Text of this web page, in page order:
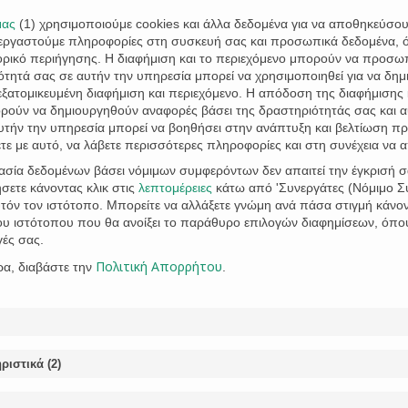
If you are a property owner on the island of Skopelos,
areas in detail), then October 17, 2023, is the start
Registry data with a deadline of 2 months (or 4
VIVI STATHAKI  CATEGORY
LAND REGISTRY
CATEGORY
APPLICATION ,ARGALASTI DEADLINE DECLARATION , GOLDEN
REGISTRY
LAW OFFICE LAWYER MAGNESIA ONLINE PROPERTY
National Land Registry of Alonissos
December 31st, 2021 to correct initial
Territories entered into the National Land Registry
3481/2006) received a deadline extension to correct
Law 4759/2020 art. 134 par. 4 (Government Gazette A
(1) χρησιμοποιούμε cookies και άλλα δεδομένα για να
πληροφορίες στη συσκευή σας και προσωπικά δεδομένα,
περιήγησης. Η διαφήμιση και το περιεχόμενο μπορούν να
σας σε αυτήν την υπηρεσία μπορεί να χρησιμοποιηθεί για να
διαφήμιση και περιεχόμενο. Η απόδοση της διαφήμισης
να δημιουργηθούν αναφορές βάσει της δραστηριότητάς σας
την υπηρεσία μπορεί να βοηθήσει στην ανάπτυξη και βελτίωση
με αυτό, να λάβετε περισσότερες πληροφορίες και στη συνέχεια να
δεδομένων βάσει νόμιμων συμφερόντων δεν απαιτεί την έγκρισή
κάνοντας κλικ στις λεπτομέρειες κάτω από 'Συνεργάτες (Νόμιμο
τον ιστότοπο. Μπορείτε να αλλάξετε γνώμη ανά πάσα στιγμή
ιστότοπου που θα ανοίξει το παράθυρο επιλογών διαφημίσεων,
σας.
διαβάστε την Πολιτική Απορρήτου
(2)